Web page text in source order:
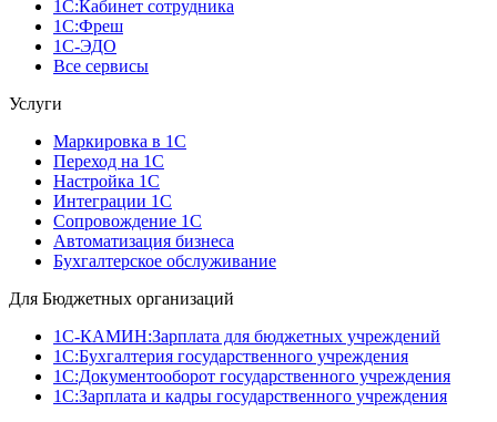
1С:Кабинет сотрудника
1С:Фреш
1С-ЭДО
Все сервисы
Услуги
Маркировка в 1С
Переход на 1С
Настройка 1С
Интеграции 1С
Сопровождение 1С
Автоматизация бизнеса
Бухгалтерское обслуживание
Для Бюджетных организаций
1С-КАМИН:Зарплата для бюджетных учреждений
1С:Бухгалтерия государственного учреждения
1С:Документооборот государственного учреждения
1С:Зарплата и кадры государственного учреждения